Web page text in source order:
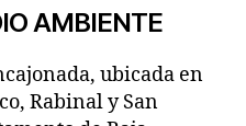
AMBIENTE
ubicada en
Rabinal y San